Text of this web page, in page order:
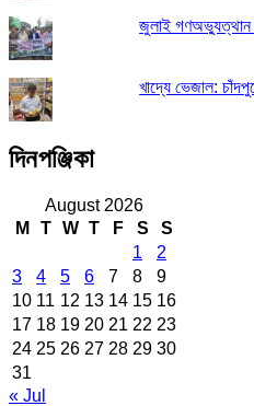
জুলাই গণঅভ্যুত্থান
খাদ্যে ভেজাল:
দিনপঞ্জিকা
August 2026
M
T W T F S
S
1
2
3
4 5 6 7 8
9
10 11 12 13 14 15 16
17 18 19 20 21 22 23
24 25 26 27 28 29 30
31
« Jul